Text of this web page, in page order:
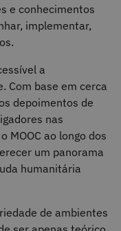
e conhecimentos
implementar,
a
Com base em cerca
depoimentos de
nas
MOOC ao longo dos
um panorama
humanitária
de ambientes